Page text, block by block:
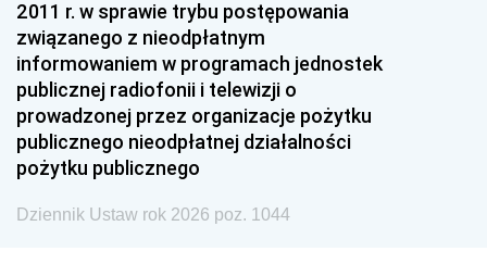
2011 r. w sprawie trybu postępowania
związanego z nieodpłatnym
informowaniem w programach jednostek
publicznej radiofonii i telewizji o
prowadzonej przez organizacje pożytku
publicznego nieodpłatnej działalności
pożytku publicznego
Dziennik Ustaw rok 2026 poz. 1044